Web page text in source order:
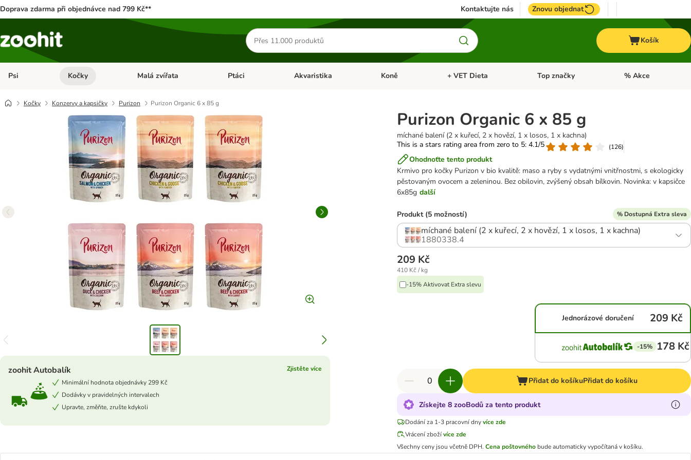
Doprava zdarma při objednávce nad 799 Kč** Kontaktujte nás Znovu objednat
Hledat
produkty
Košík
Psi Otevřít menu: Psi
Kočky Otevřít menu: Kočky
Malá zvířata Otevřít menu: Malá zvířata
Ptáci Otevřít menu: Ptáci
Akvaristika Otevřít menu: Akvaristika
Koně Otevřít menu: Koně
+ VET Dieta Otevřít menu: + VET Dieta
Top značky Otevřít menu: Top
% Akce
Kočky Konzervy a kapsičky Purizon Purizon Organic 6 x 85 g
Purizon Organic 6 x 85 g
míchané balení (2 x kuřecí, 2 x hovězí, 1 x losos, 1 x kachna)
This is a stars rating area from zero to 5: 4.1/5
(126)
Ohodnoťte tento produkt
Krmivo pro kočky Purizon v bio kvalitě: maso a ryby s vydatnými vnitřnostmi, s ekologicky
pěstovaným ovocem a zeleninou. Bez obilovin, zvýšený obsah bílkovin. Novinka: v kapsičce
6x85g další
zoohit Autobalík
Zjistěte více
Minimální hodnota objednávky 299 Kč
Dodávky v pravidelných intervalech
Upravte, změňte, zrušte kdykoli
Produkt (5 možností) % Dostupná Extra sleva
míchané balení (2 x kuřecí, 2 x hovězí, 1 x losos, 1 x kachna)
1880338.4
209 Kč
410 Kč / kg
-15% Aktivovat Extra slevu
Jednorázové doručení 209 Kč
-15% 178 Kč
Přidat do košíkuPřidat do košíku
Získejte 8 zooBodů za tento produkt
Dodání za 1-3 pracovní dny více zde
Vrácení zbožívíce zde
Všechny ceny jsou včetně DPH. Cena poštovného bude automaticky vypočítaná v košíku.